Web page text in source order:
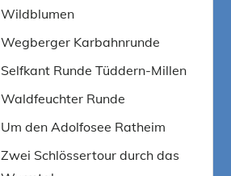
Wildblumen
Wegberger Karbahnrunde
Selfkant Runde Tüddern-Millen
Waldfeuchter Runde
Um den Adolfosee Ratheim
Zwei Schlössertour durch das